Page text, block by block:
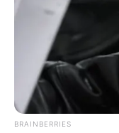
BRAINBERRIES